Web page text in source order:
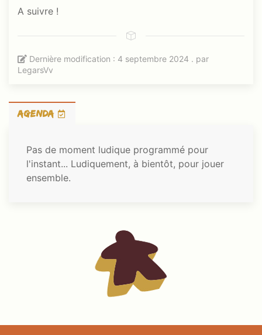
A suivre !
Dernière modification : 4 septembre 2024 . par
LegarsVv
AGENDA
Pas de moment ludique programmé pour
l'instant... Ludiquement, à bientôt, pour jouer
ensemble.